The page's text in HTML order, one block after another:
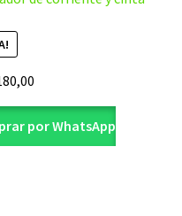
actual
es:
por WhatsApp